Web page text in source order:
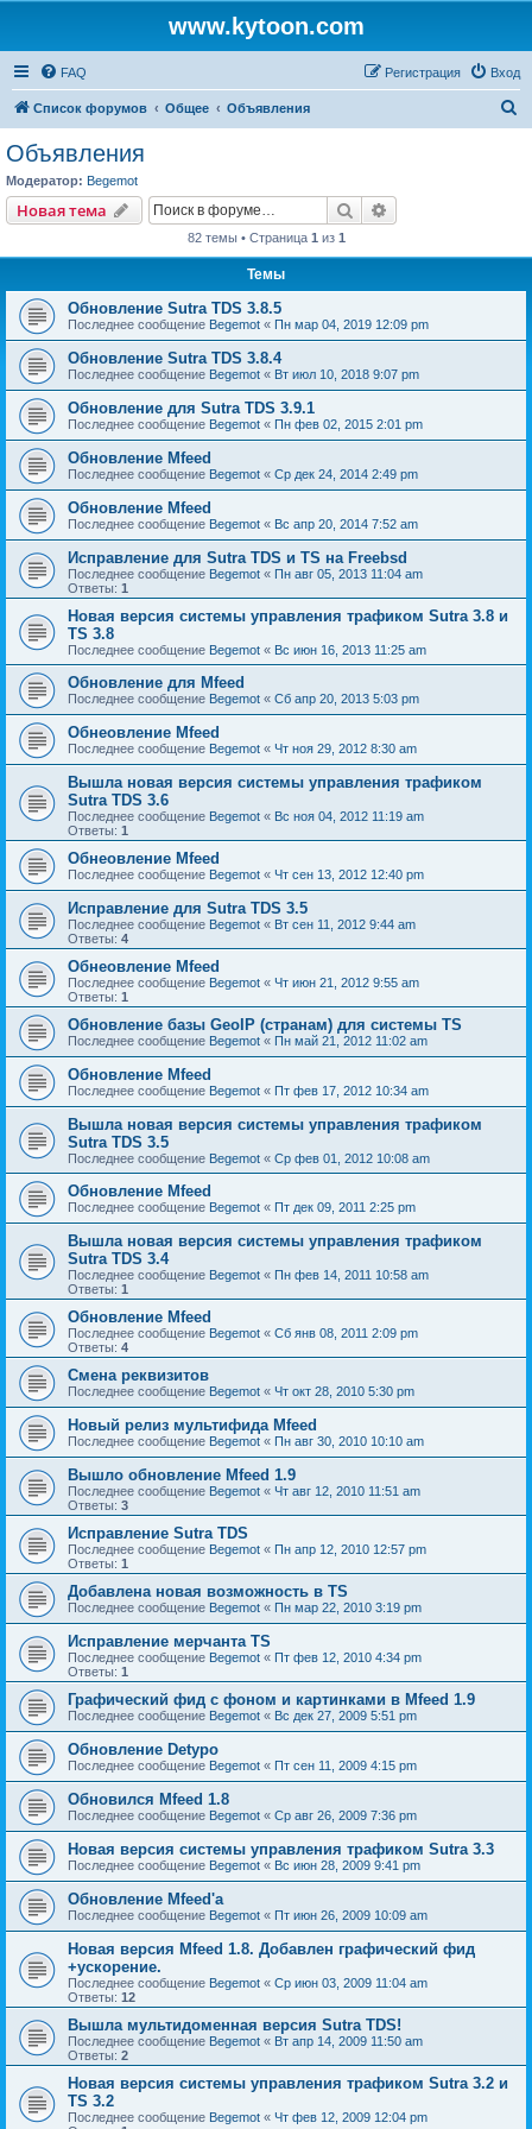
www.kytoon.com
FAQ Вход
Регистрация
Список форумов Общее Объявления
Объявления
Модератор: Begemot
Новая тема Поиск
82 темы • Страница 1 из 1
Темы
Обновление Sutra TDS 3.8.5
Последнее сообщение Begemot « Пн мар 04, 2019 12:09 pm
Обновление Sutra TDS 3.8.4
Последнее сообщение Begemot « Вт июл 10, 2018 9:07 pm
Обновление для Sutra TDS 3.9.1
Последнее сообщение Begemot « Пн фев 02, 2015 2:01 pm
Обновление Mfeed
Последнее сообщение Begemot « Ср дек 24, 2014 2:49 pm
Обновление Mfeed
Последнее сообщение Begemot « Вс апр 20, 2014 7:52 am
Исправление для Sutra TDS и TS на Freebsd
Последнее сообщение Begemot « Пн авг 05, 2013 11:04 am
Ответы: 1
Новая версия системы управления трафиком Sutra 3.8 и
TS 3.8
Последнее сообщение Begemot « Вс июн 16, 2013 11:25 am
Обновление для Mfeed
Последнее сообщение Begemot « Сб апр 20, 2013 5:03 pm
Обнеовление Mfeed
Последнее сообщение Begemot « Чт ноя 29, 2012 8:30 am
Вышла новая версия системы управления трафиком
Sutra TDS 3.6
Последнее сообщение Begemot « Вс ноя 04, 2012 11:19 am
Ответы: 1
Обнеовление Mfeed
Последнее сообщение Begemot « Чт сен 13, 2012 12:40 pm
Исправление для Sutra TDS 3.5
Последнее сообщение Begemot « Вт сен 11, 2012 9:44 am
Ответы: 4
Обнеовление Mfeed
Последнее сообщение Begemot « Чт июн 21, 2012 9:55 am
Ответы: 1
Обновление базы GeoIP (странам) для системы TS
Последнее сообщение Begemot « Пн май 21, 2012 11:02 am
Обновление Mfeed
Последнее сообщение Begemot « Пт фев 17, 2012 10:34 am
Вышла новая версия системы управления трафиком
Sutra TDS 3.5
Последнее сообщение Begemot « Ср фев 01, 2012 10:08 am
Обновление Mfeed
Последнее сообщение Begemot « Пт дек 09, 2011 2:25 pm
Вышла новая версия системы управления трафиком
Sutra TDS 3.4
Последнее сообщение Begemot « Пн фев 14, 2011 10:58 am
Ответы: 1
Обновление Mfeed
Последнее сообщение Begemot « Сб янв 08, 2011 2:09 pm
Ответы: 4
Смена реквизитов
Последнее сообщение Begemot « Чт окт 28, 2010 5:30 pm
Новый релиз мультифида Mfeed
Последнее сообщение Begemot « Пн авг 30, 2010 10:10 am
Вышло обновление Mfeed 1.9
Последнее сообщение Begemot « Чт авг 12, 2010 11:51 am
Ответы: 3
Исправление Sutra TDS
Последнее сообщение Begemot « Пн апр 12, 2010 12:57 pm
Ответы: 1
Добавлена новая возможность в TS
Последнее сообщение Begemot « Пн мар 22, 2010 3:19 pm
Исправление мерчанта TS
Последнее сообщение Begemot « Пт фев 12, 2010 4:34 pm
Ответы: 1
Графический фид с фоном и картинками в Mfeed 1.9
Последнее сообщение Begemot « Вс дек 27, 2009 5:51 pm
Обновление Detypo
Последнее сообщение Begemot « Пт сен 11, 2009 4:15 pm
Обновился Mfeed 1.8
Последнее сообщение Begemot « Ср авг 26, 2009 7:36 pm
Новая версия системы управления трафиком Sutra 3.3
Последнее сообщение Begemot « Вс июн 28, 2009 9:41 pm
Обновление Mfeed'а
Последнее сообщение Begemot « Пт июн 26, 2009 10:09 am
Новая версия Mfeed 1.8. Добавлен графический фид
+ускорение.
Последнее сообщение Begemot « Ср июн 03, 2009 11:04 am
Ответы: 12
Вышла мультидоменная версия Sutra TDS!
Последнее сообщение Begemot « Вт апр 14, 2009 11:50 am
Ответы: 2
Новая версия системы управления трафиком Sutra 3.2 и
TS 3.2
Последнее сообщение Begemot « Чт фев 12, 2009 12:04 pm